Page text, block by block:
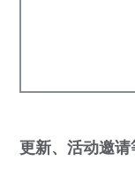
更新、活动邀请